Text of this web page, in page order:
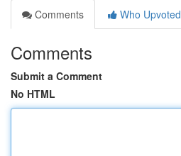
Comments
Who Upvoted
Comments
Submit a Comment
No HTML